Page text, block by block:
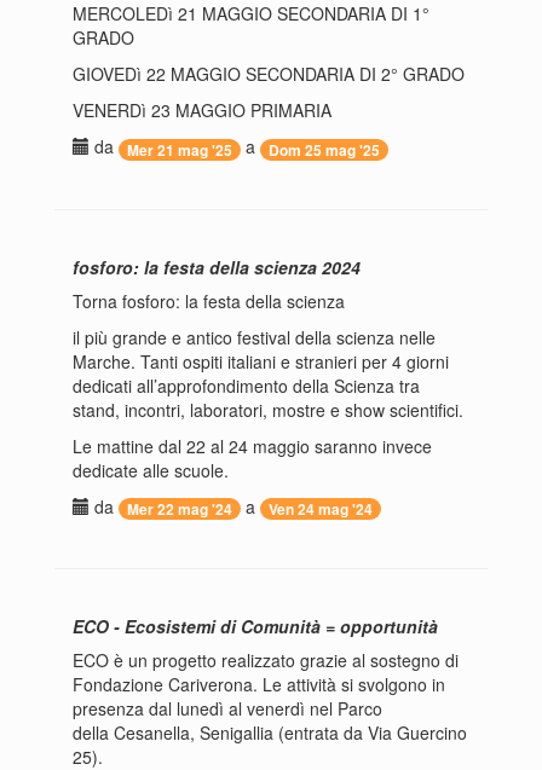
MERCOLEDì 21 MAGGIO SECONDARIA DI 1°
GRADO
GIOVEDì 22 MAGGIO SECONDARIA DI 2° GRADO
VENERDì 23 MAGGIO PRIMARIA
da
Mer 21 mag '25 a Dom 25 mag '25
fosforo: la festa della scienza 2024
Torna fosforo: la festa della scienza
il più grande e antico festival della scienza nelle
Marche. Tanti ospiti italiani e stranieri per 4 giorni
dedicati all’approfondimento della Scienza tra
stand, incontri, laboratori, mostre e show scientifici.
Le mattine dal 22 al 24 maggio saranno invece
dedicate alle scuole.
da
Mer 22 mag '24 a Ven 24 mag '24
ECO - Ecosistemi di Comunità = opportunità
ECO è un progetto realizzato grazie al sostegno di
Fondazione Cariverona. Le attività si svolgono in
presenza dal lunedì al venerdì nel Parco
della Cesanella, Senigallia (entrata da Via Guercino
25).